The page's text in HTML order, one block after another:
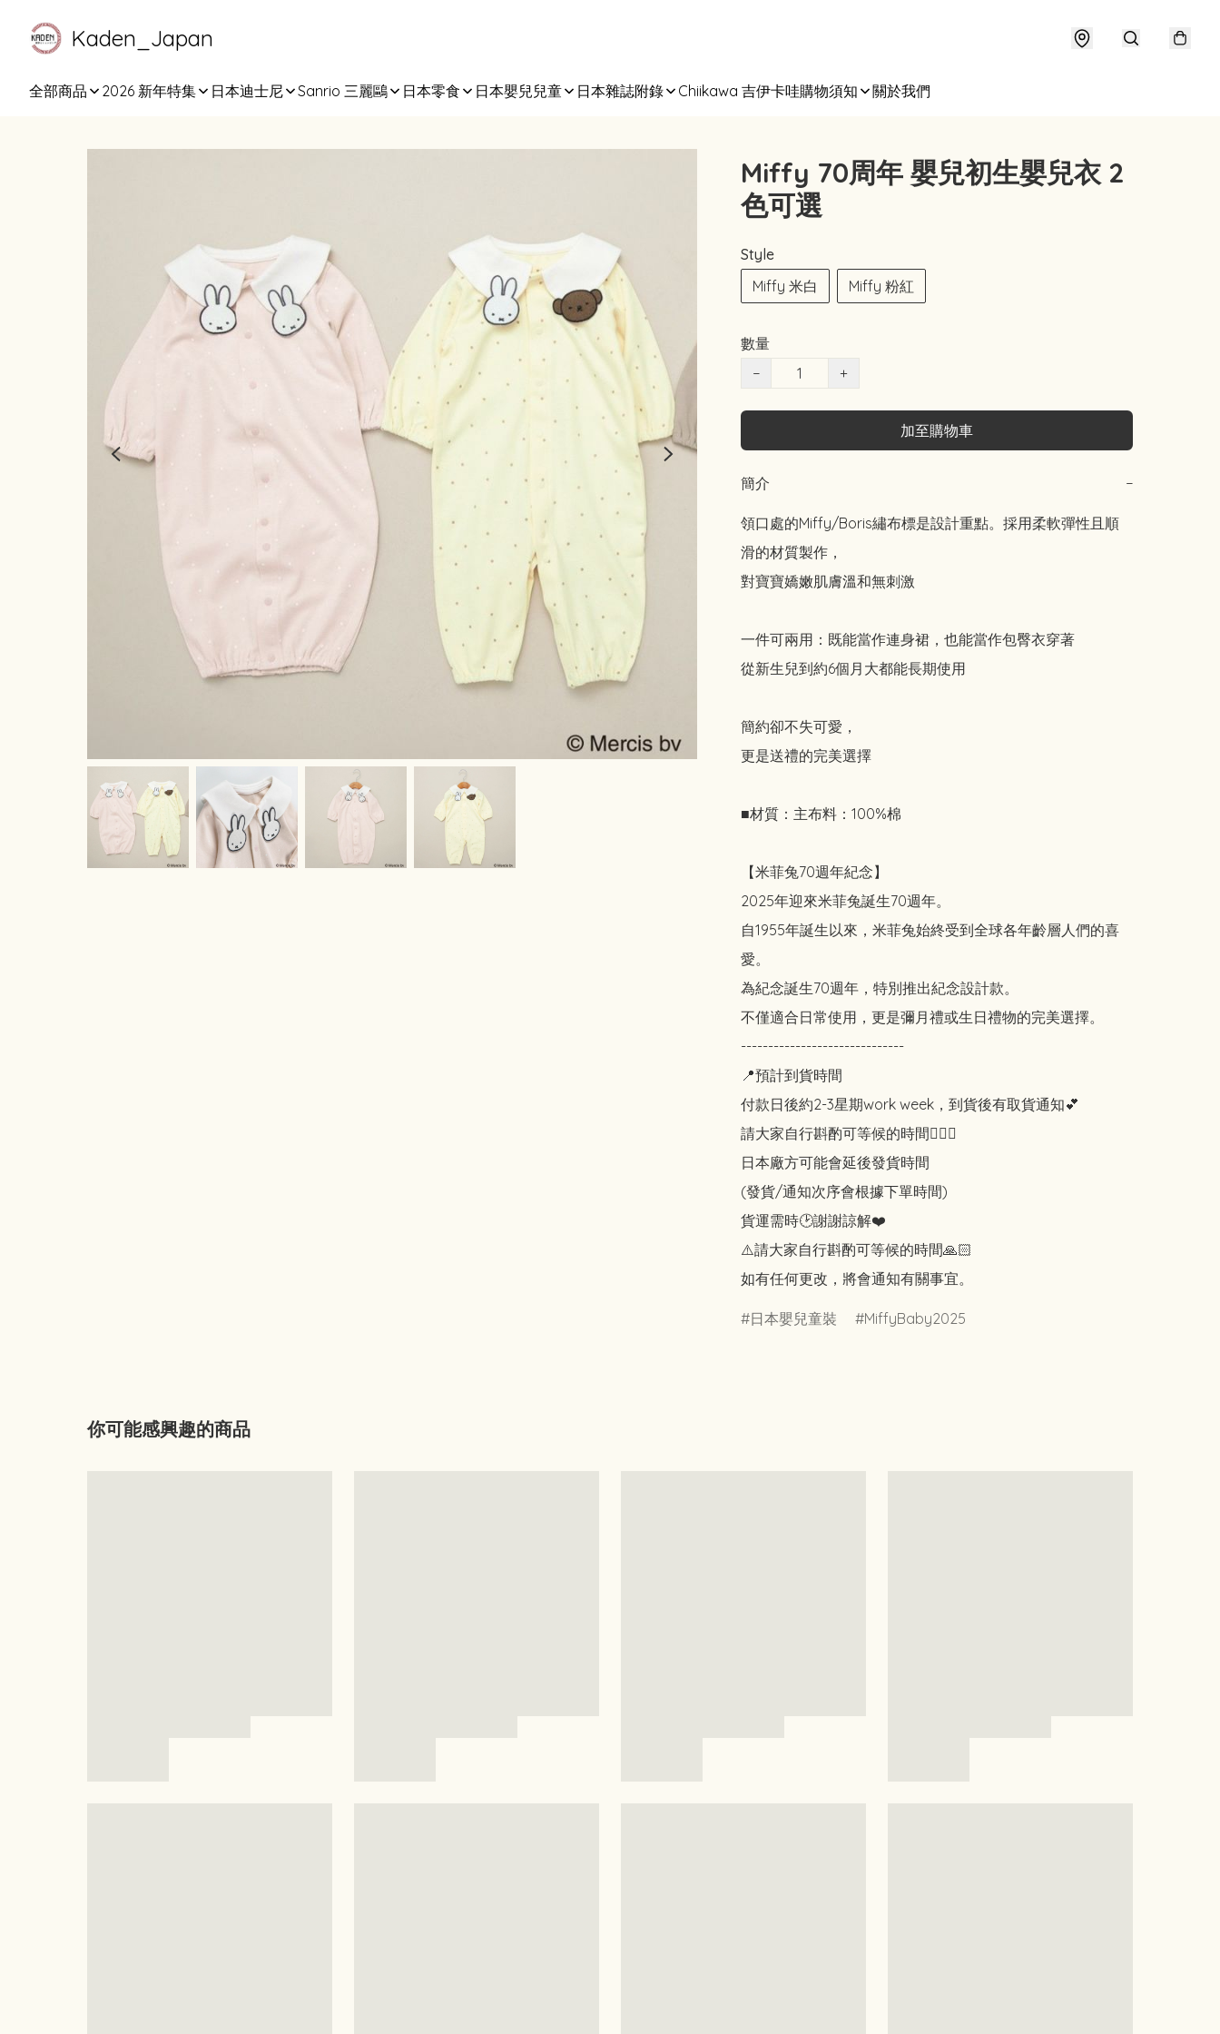
Kaden_Japan
全部商品 2026 新年特集 日本迪士尼 Sanrio 三麗鷗 日本零食 日本嬰兒兒童 日本雜誌附錄 Chiikawa 吉伊卡哇購物須知 關於我們
Miffy 70周年 嬰兒初生嬰兒衣 2
色可選
Style
Miffy 米白
Miffy 粉紅
數量
−
+
加至購物車
簡介 −
領口處的Miffy/Boris繡布標是設計重點。採用柔軟彈性且順
滑的材質製作，
對寶寶嬌嫩肌膚溫和無刺激
一件可兩用：既能當作連身裙，也能當作包臀衣穿著
從新生兒到約6個月大都能長期使用
簡約卻不失可愛，
更是送禮的完美選擇
■材質：主布料：100%棉
【米菲兔70週年紀念】
2025年迎來米菲兔誕生70週年。
自1955年誕生以來，米菲兔始終受到全球各年齡層人們的喜
愛。
為紀念誕生70週年，特別推出紀念設計款。
不僅適合日常使用，更是彌月禮或生日禮物的完美選擇。
------------------------------
📍預計到貨時間
付款日後約2-3星期work week，到貨後有取貨通知💕
請大家自行斟酌可等候的時間🙇🏻‍♀️
日本廠方可能會延後發貨時間
(發貨/通知次序會根據下單時間)
貨運需時🕑謝謝諒解❤️
⚠️請大家自行斟酌可等候的時間🙏🏻
如有任何更改，將會通知有關事宜。
日本嬰兒童裝 MiffyBaby2025
你可能感興趣的商品